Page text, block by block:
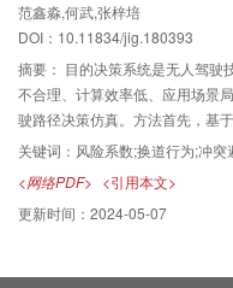
融合，以获得更丰富的信息来强
的策略，单元内使用局部残差学
速度。结果所提出的网络模型在
4倍的情况，与深层超分辨率网
0.23 dB、0.19 dB的增益。结论
图像超分辨率算法，有效提升了
显著改善。
范鑫淼,何武,张梓培
DOI：10.11834/jig.180393
摘要： 目的决策系统是无人驾驶
不合理、计算效率低、应用场景
驶路径决策仿真。方法首先，基
有限状态机；其次，针对交通动
法计算状态迁移风险；最后，
计出一种基于有限状态机的无人
免和三车道换道行为。将全速度
突时间提出动态临界跟车距离
关键词： 风险系数;换道行为;冲
<网络PDF> <引用本文>
更新时间： 2024-05-07